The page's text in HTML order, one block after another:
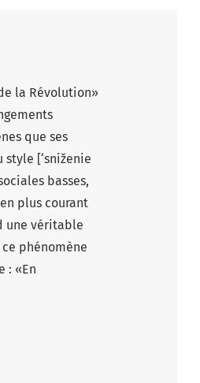
la Révolution»
que ses
[‘sniženie
basses,
plus courant
une véritable
phénomène
: «En